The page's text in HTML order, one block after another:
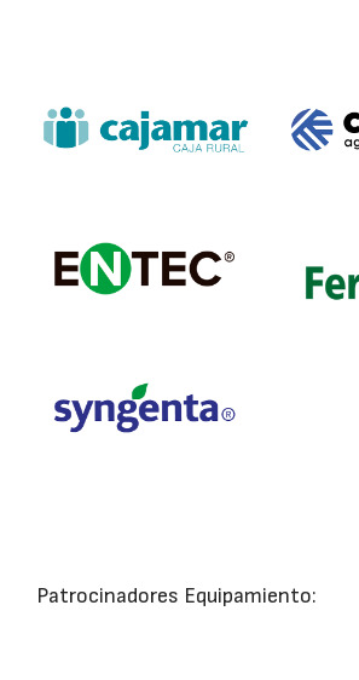
Patrocinadores Equipamiento: